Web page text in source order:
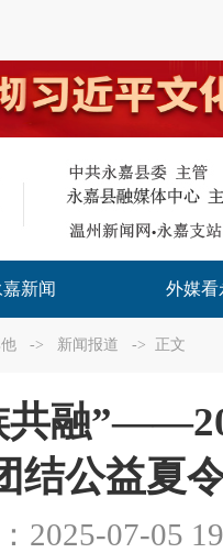
嘉新闻 外媒看
-> 新闻报道 -> 正文
共融
结公益夏
2025-07-05